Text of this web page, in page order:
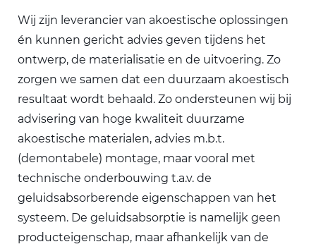
Wij zijn leverancier van akoestische oplossingen
én kunnen gericht advies geven tijdens het
ontwerp, de materialisatie en de uitvoering. Zo
zorgen we samen dat een duurzaam akoestisch
resultaat wordt behaald. Zo ondersteunen wij bij
advisering van hoge kwaliteit duurzame
akoestische materialen, advies m.b.t.
(demontabele) montage, maar vooral met
technische onderbouwing t.a.v. de
geluidsabsorberende eigenschappen van het
systeem. De geluidsabsorptie is namelijk geen
producteigenschap, maar afhankelijk van de